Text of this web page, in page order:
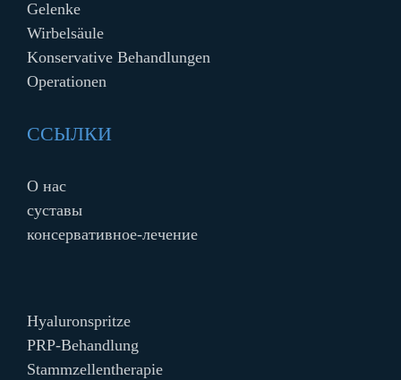
Gelenke
Wirbelsäule
Konservative Behandlungen
Operationen
ССЫЛКИ
О нас
cуставы
консервативное-лечение
Hyaluronspritze
PRP-Behandlung
Stammzellentherapie